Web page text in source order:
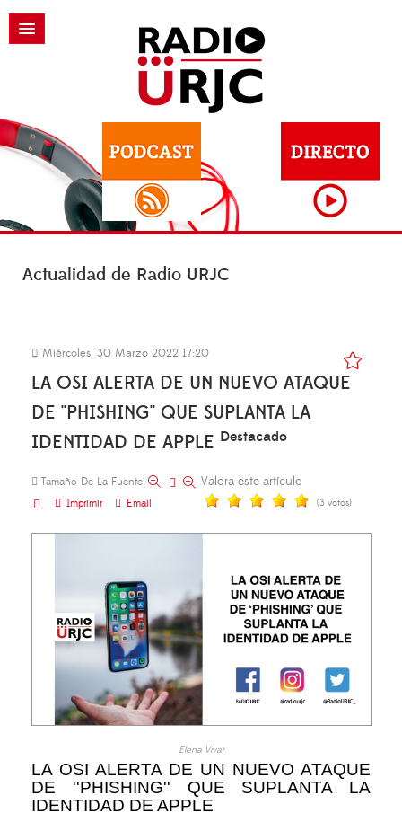
Actualidad de Radio URJC
Miércoles, 30 Marzo 2022 17:20
LA OSI ALERTA DE UN NUEVO ATAQUE
DE ''PHISHING'' QUE SUPLANTA LA
IDENTIDAD DE APPLE Destacado
Tamaño De La Fuente
Imprimir
Email
Valora este artículo
(3 votos)
Elena Vivar
LA OSI ALERTA DE UN NUEVO ATAQUE
DE ''PHISHING'' QUE SUPLANTA LA
IDENTIDAD DE APPLE